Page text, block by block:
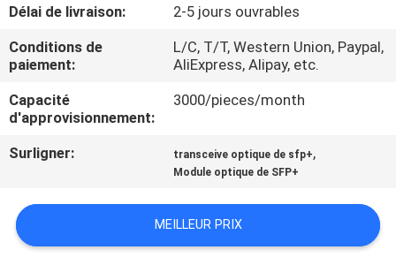
CONTRÔLE
DE
LA
QUALITÉ
NOUS
NOUVELLES
Délai de livraison:
2-5 jours ouvrables
Conditions de
paiement:
L/C, T/T, Western Union, Paypal,
AliExpress, Alipay, etc.
Capacité
d'approvisionnement:
3000/pieces/month
Surligner: transceive optique de sfp+,
Module optique de SFP+
MEILLEUR PRIX